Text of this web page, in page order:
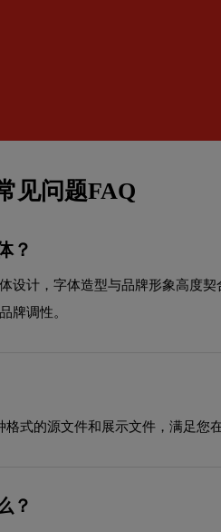
见问题FAQ
？
设计，字体造型与品牌形象高度
牌调性。
式的源文件和展示文件，满足您
？